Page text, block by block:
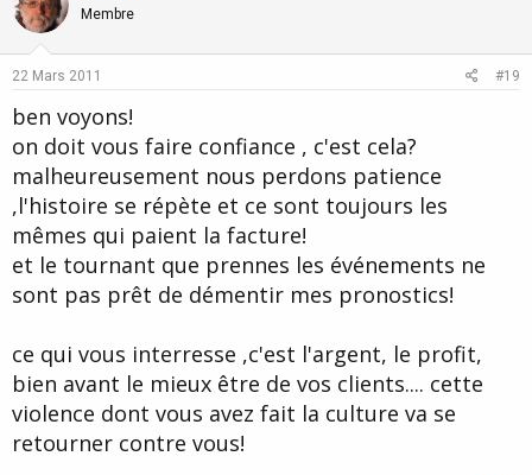
t
v
Membre
22 Mars 2011 #19
ben voyons!
on doit vous faire confiance , c'est cela?
malheureusement nous perdons patience
,l'histoire se répète et ce sont toujours les
mêmes qui paient la facture!
et le tournant que prennes les événements ne
sont pas prêt de démentir mes pronostics!
ce qui vous interresse ,c'est l'argent, le profit,
bien avant le mieux être de vos clients.... cette
violence dont vous avez fait la culture va se
retourner contre vous!